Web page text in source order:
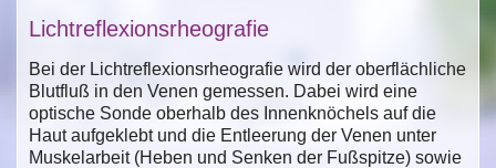
Lichtreflexionsrheografie
Bei der Lichtreflexionsrheografie wird der oberflächliche
Blutfluß in den Venen gemessen. Dabei wird eine
optische Sonde oberhalb des Innenknöchels auf die
Haut aufgeklebt und die Entleerung der Venen unter
Muskelarbeit (Heben und Senken der Fußspitze) sowie